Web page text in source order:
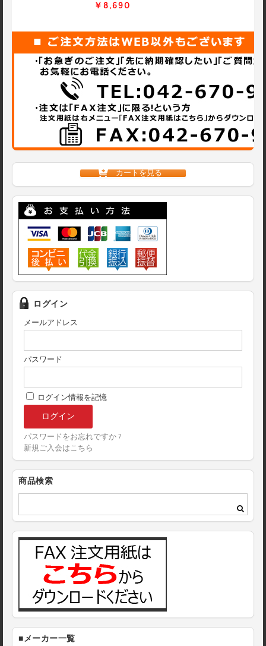
￥8,690
カートを見る
ログイン
メールアドレス
パスワード
ログイン情報を記憶
パスワードをお忘れですか ?
新規ご入会はこちら
商品検索
■メーカー一覧